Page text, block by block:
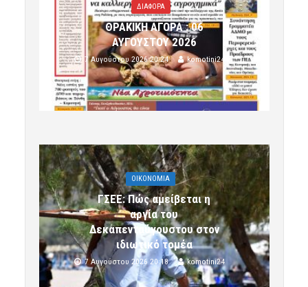
ΔΙΑΦΟΡΑ
ΘΡΑΚΙΚΗ ΑΓΟΡΑ : 06
ΑΥΓΟΥΣΤΟΥ 2026
7 Αυγούστου 2026 20:24 komotini24
OIKONOMIA
ΓΣΕΕ: Πώς αμείβεται η
αργία του
Δεκαπενταύγουστου στον
ιδιωτικό τομέα
7 Αυγούστου 2026 20:18 komotini24